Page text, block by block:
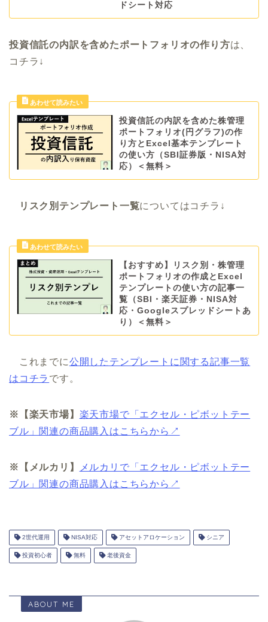
ドシート対応
投資信託の内訳を含めたポートフォリオの作り方は、
コチラ↓
投資信託の内訳を含めた株管理
ポートフォリオ(円グラフ)の作
り方とExcel基本テンプレート
の使い方（SBI証券版・NISA対
応）＜無料＞
リスク別テンプレート一覧についてはコチラ↓
【おすすめ】リスク別・株管理
ポートフォリオの作成とExcel
テンプレートの使い方の記事一
覧（SBI・楽天証券・NISA対
応・Googleスプレッドシートあ
り）＜無料＞
これまでに公開したテンプレートに関する記事一覧
はコチラ です。
※【楽天市場】 楽天市場で「エクセル・ピボットテー
ブル」関連の商品購入はこちらから↗
※【メルカリ】
メルカリで「エクセル・ピボットテー
ブル」関連の商品購入はこちらから↗
2世代運用 NISA対応 アセットアロケーション シニア
投資初心者 無料 老後資金
ABOUT ME